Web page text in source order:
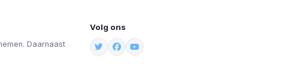
Daarnaast
Volg ons